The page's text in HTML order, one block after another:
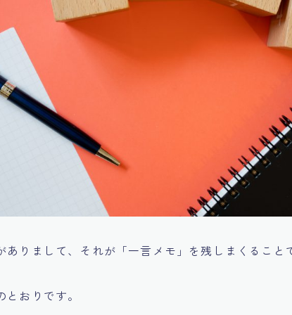
ありまして、それが「一言メモ」を残しまくること
おりです。